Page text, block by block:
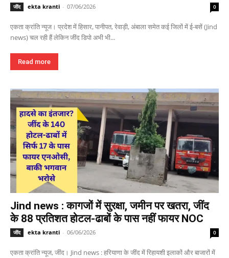
जींद ekta kranti - 07/06/2026 0
एकता क्रांति न्यूज। प्रदेश में हिसार, पानीपत, रेवाड़ी, अंबाला समेत कई जिलों में ई-बसें (Jind
news) चल रही हैं लेकिन जींद डिपो अभी भी...
Read more
Jind news : कागजों में सुरक्षा, जमीन पर खतरा, जींद
के 88 प्रतिशत होटल-ढाबों के पास नहीं फायर NOC
जींद ekta kranti - 06/06/2026 0
एकता क्रांति न्यूज, जींद। Jind news : हरियाणा के जींद में रिहायशी इलाकों और बाजारों में